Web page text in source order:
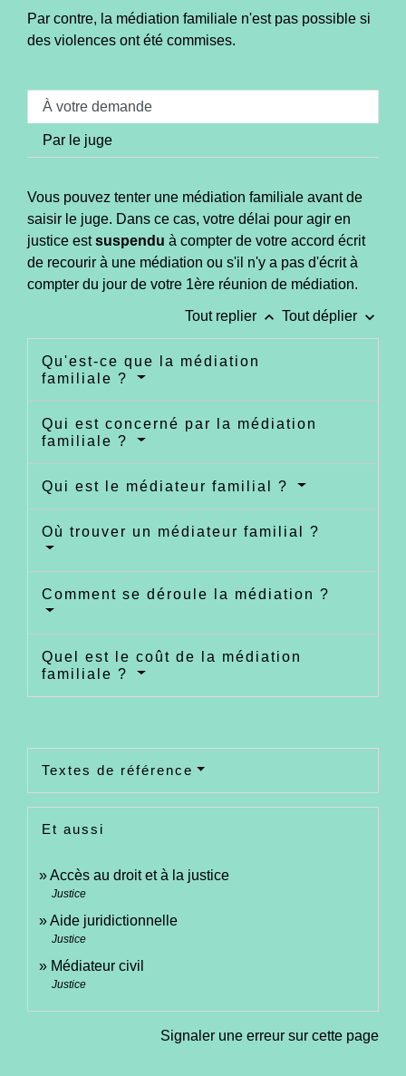
Par contre, la médiation familiale n'est pas possible si
des violences ont été commises.
À votre demande
Par le juge
Vous pouvez tenter une médiation familiale avant de
saisir le juge. Dans ce cas, votre délai pour agir en
justice estsuspendu à compter de votre accord écrit
de recourir à une médiation ou s'il n'y a pas d'écrit à
compter du jour de votre 1ère réunion de médiation.
Tout replier keyboard_arrow_up Tout déplier keyboard_arrow_down
Qu'est-ce que la médiation
familiale ?
Qui est concerné par la médiation
familiale ?
Qui est le médiateur familial ?
Où trouver un médiateur familial ?
Comment se déroule la médiation ?
Quel est le coût de la médiation
familiale ?
Textes de référence
Et aussi
Accès au droit et à la justice
Justice
Aide juridictionnelle
Justice
Médiateur civil
Justice
Signaler une erreur sur cette page